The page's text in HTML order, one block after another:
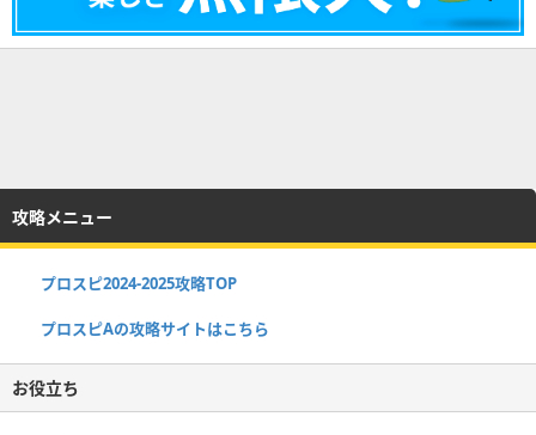
攻略メニュー
プロスピ2024-2025攻略TOP
プロスピAの攻略サイトはこちら
お役立ち